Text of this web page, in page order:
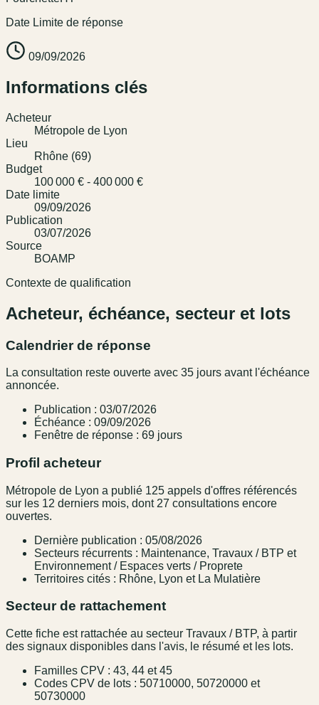
Date Limite de réponse
09/09/2026
Informations clés
Acheteur
Métropole de Lyon
Lieu
Rhône (69)
Budget
100 000 € - 400 000 €
Date limite
09/09/2026
Publication
03/07/2026
Source
BOAMP
Contexte de qualification
Acheteur, échéance, secteur et lots
Calendrier de réponse
La consultation reste ouverte avec 35 jours avant l'échéance
annoncée.
Publication : 03/07/2026
Échéance : 09/09/2026
Fenêtre de réponse : 69 jours
Profil acheteur
Métropole de Lyon a publié 125 appels d'offres référencés
sur les 12 derniers mois, dont 27 consultations encore
ouvertes.
Dernière publication : 05/08/2026
Secteurs récurrents : Maintenance, Travaux / BTP et
Environnement / Espaces verts / Proprete
Territoires cités : Rhône, Lyon et La Mulatière
Secteur de rattachement
Cette fiche est rattachée au secteur Travaux / BTP, à partir
des signaux disponibles dans l'avis, le résumé et les lots.
Familles CPV : 43, 44 et 45
Codes CPV de lots : 50710000, 50720000 et
50730000